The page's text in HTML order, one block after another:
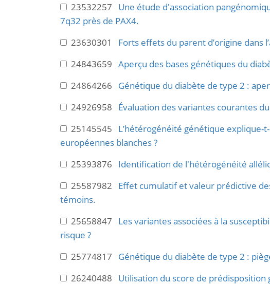
23532257 Une étude d'association
7q32 près de PAX4.
23630301 Forts effets du parent d’origine dans
24843659 Aperçu des bases génétiques du
24864266 Génétique du diabète de type 2 :
24926958 Évaluation des variantes courantes
25145545 L’hétérogénéité génétique explique-
européennes blanches ?
25393876 Identification de l'hétérogénéité
25587982 Effet cumulatif et valeur prédictive
témoins.
25658847 Les variantes associées à la
risque ?
25774817 Génétique du diabète de type 2 :
26240488 Utilisation du score de